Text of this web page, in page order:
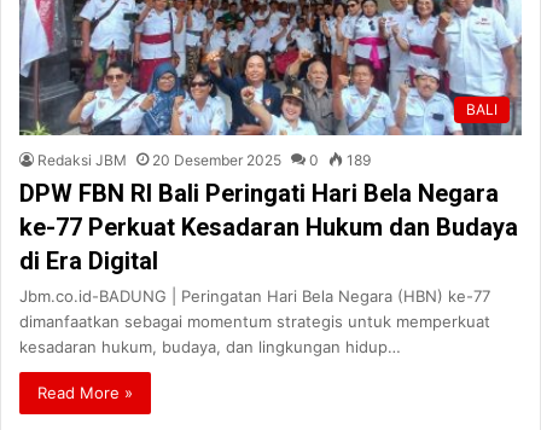
BALI
Redaksi JBM 20 Desember 2025 0 189
DPW FBN RI Bali Peringati Hari Bela Negara
ke-77 Perkuat Kesadaran Hukum dan Budaya
di Era Digital
Jbm.co.id-BADUNG | Peringatan Hari Bela Negara (HBN) ke-77
dimanfaatkan sebagai momentum strategis untuk memperkuat
kesadaran hukum, budaya, dan lingkungan hidup…
Read More »